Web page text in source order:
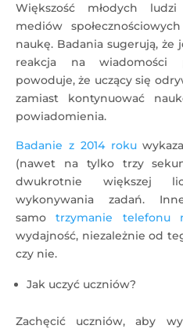
Większość młodych
mediów
naukę. Badania sugerują, że
reakcja na wiadomości
powoduje, że uczący się
zamiast kontynuować
powiadomienia.
Badanie z 2014 roku
(nawet na tylko trzy
dwukrotnie większej
wykonywania zadań.
samotrzymanie telefonu
wydajność, niezależnie od
czy nie.
Jak uczyć uczniów?
Zachęcić uczniów, aby